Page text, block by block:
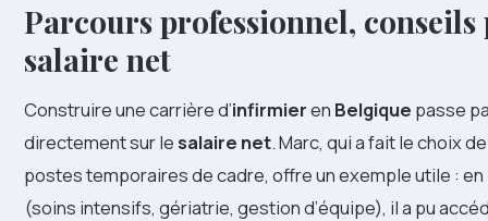
Parcours professionnel,
salaire net
Construire une carrière d’infirmieren Belgique passe
directement sur lesalaire net. Marc, qui a fait le choix
postes temporaires de cadre, offre un exemple utile :
(soins intensifs, gériatrie, gestion d’équipe), il a pu